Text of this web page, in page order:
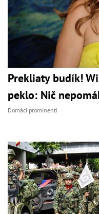
Prekliaty budík!
peklo: Nič
Domáci prominenti